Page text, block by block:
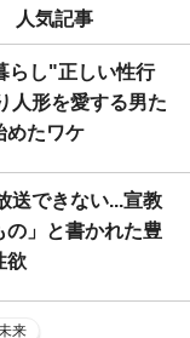
人気記事
らし"正しい性行
人形を愛する男た
めたワケ
送できない...宣教
の」と書かれた豊
欲
来